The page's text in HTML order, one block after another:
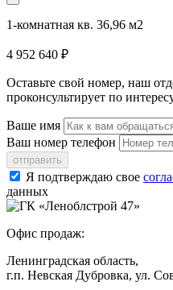
1-комнатная кв. 36,96 м2
4 952 640 ₽
Оставьте свой номер, наш
проконсультирует по
Ваше имя
Ваш номер телефон
отправить
Я подтверждаю свое
данных
Офис продаж:
Ленинградская область,
г.п. Невская Дубровка, ул.